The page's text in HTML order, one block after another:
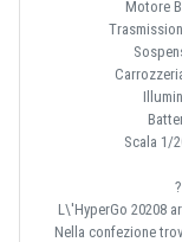
Motore
Scala 1/
L\'HyperGo 20208
Nella confezione